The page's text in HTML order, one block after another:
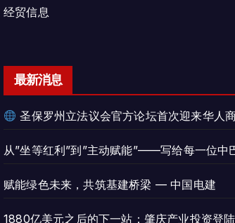
经贸信息
最新消息
圣保罗州立法议会官方论坛首次迎来华人
从”坐等红利”到”主动赋能”——写给每一位中
赋能绿色未来，共筑基建桥梁 — 中国电建
1880亿美元之后的下一站：肇庆产业投资登